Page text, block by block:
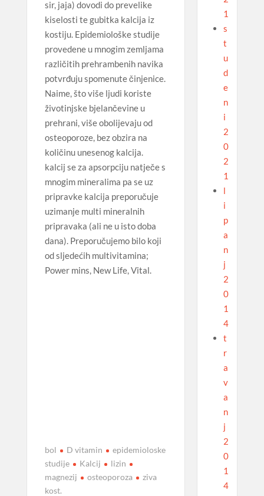
sir, jaja) dovodi do prevelike
kiselosti te gubitka kalcija iz
kostiju. Epidemiološke studije
provedene u mnogim zemljama
različitih prehrambenih navika
potvrđuju spomenute činjenice.
Naime, što više ljudi koriste
životinjske bjelančevine u
prehrani, više obolijevaju od
osteoporoze, bez obzira na
količinu unesenog kalcija.
kalcij se za apsorpciju natječe s
mnogim mineralima pa se uz
pripravke kalcija preporučuje
uzimanje multi mineralnih
pripravaka (ali ne u isto doba
dana). Preporučujemo bilo koji
od sljedećih multivitamina;
Power mins, New Life, Vital.
bol D vitamin
epidemioloske
studije
Kalcij
lizin
magnezij
osteoporoza
ziva
kost.
1
s
t
u
d
e
n
i
2
0
2
1
l
i
p
a
n
j
2
0
1
4
t
r
a
v
a
n
j
2
0
1
4